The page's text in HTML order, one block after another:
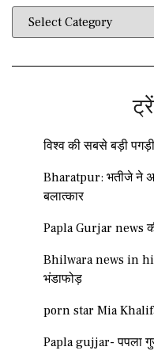
विश्व की सबसे बड़ी
Bharatpur: भतीजे ने
बलात्कार
Papla Gurjar news
Bhilwara news in
भंडाफोड़
porn star Mia
Papla gujjar- पपला